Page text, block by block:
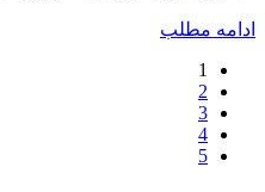
ادامه مطلب
1
2
3
4
5